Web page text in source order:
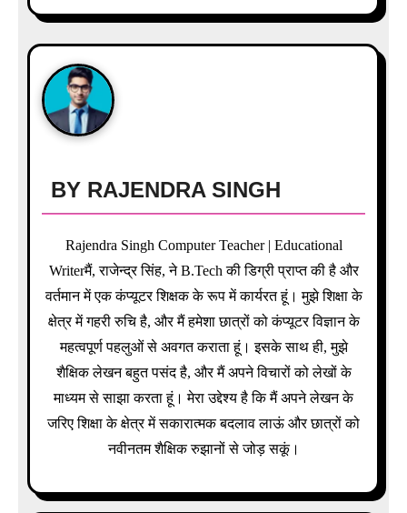
i
g
a
t
o
BY RAJENDRA SINGH
Rajendra Singh Computer Teacher | Educational
Writerमैं, राजेन्द्र सिंह, ने B.Tech की डिग्री प्राप्त की है और
वर्तमान में एक कंप्यूटर शिक्षक के रूप में कार्यरत हूं। मुझे शिक्षा के
क्षेत्र में गहरी रुचि है, और मैं हमेशा छात्रों को कंप्यूटर विज्ञान के
महत्वपूर्ण पहलुओं से अवगत कराता हूं। इसके साथ ही, मुझे
शैक्षिक लेखन बहुत पसंद है, और मैं अपने विचारों को लेखों के
माध्यम से साझा करता हूं। मेरा उद्देश्य है कि मैं अपने लेखन के
जरिए शिक्षा के क्षेत्र में सकारात्मक बदलाव लाऊं और छात्रों को
नवीनतम शैक्षिक रुझानों से जोड़ सकूं।